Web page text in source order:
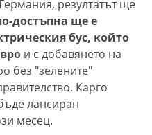
резултатът ще
достъпна ще е
бус, който
и с добавянето на
без "зелените"
Карго
лансиран
месец.